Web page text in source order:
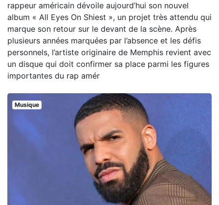
rappeur américain dévoile aujourd’hui son nouvel
album « All Eyes On Shiest », un projet très attendu qui
marque son retour sur le devant de la scène. Après
plusieurs années marquées par l’absence et les défis
personnels, l’artiste originaire de Memphis revient avec
un disque qui doit confirmer sa place parmi les figures
importantes du rap amér
Musique